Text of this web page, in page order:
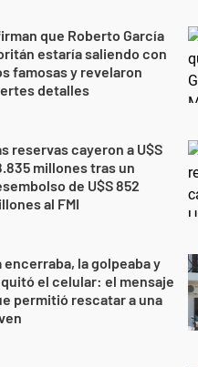
que Roberto García
estaría saliendo con
famosas y revelaron
detalles
reservas cayeron a U$S
millones tras un
de U$S 852
al FMI
encerraba, la golpeaba y
el celular: el mensaje
permitió rescatar a una